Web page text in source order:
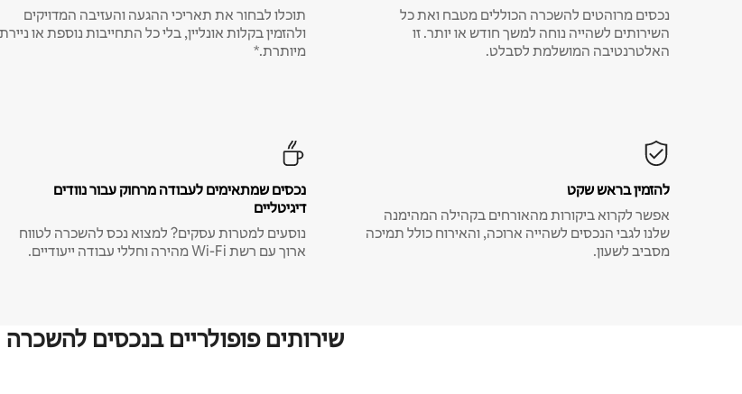
נכסים מרוהטים להשכרה הכוללים מטבח ואת כל
השירותים לשהייה נוחה למשך חודש או יותר. זו
האלטרנטיבה המושלמת לסבלט.
תוכלו לבחור את תאריכי ההגעה והעזיבה המדויקים
ולהזמין בקלות אונליין, בלי כל התחייבות נוספת או ניירת
מיותרת.*
להזמין בראש שקט
אפשר לקרוא ביקורות מהאורחים בקהילה המהימנה
שלנו לגבי הנכסים לשהייה ארוכה, והאירוח כולל תמיכה
מסביב לשעון.
נכסים שמתאימים לעבודה מרחוק עבור נוודים
דיגיטליים
נוסעים למטרות עסקים? למצוא נכס להשכרה לטווח
ארוך עם רשת Wi-Fi מהירה וחללי עבודה ייעודיים.
שירותים פופולריים בנכסים